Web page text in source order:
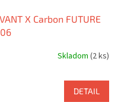
X Carbon FUTURE
Skladom (2 ks)
DETAIL